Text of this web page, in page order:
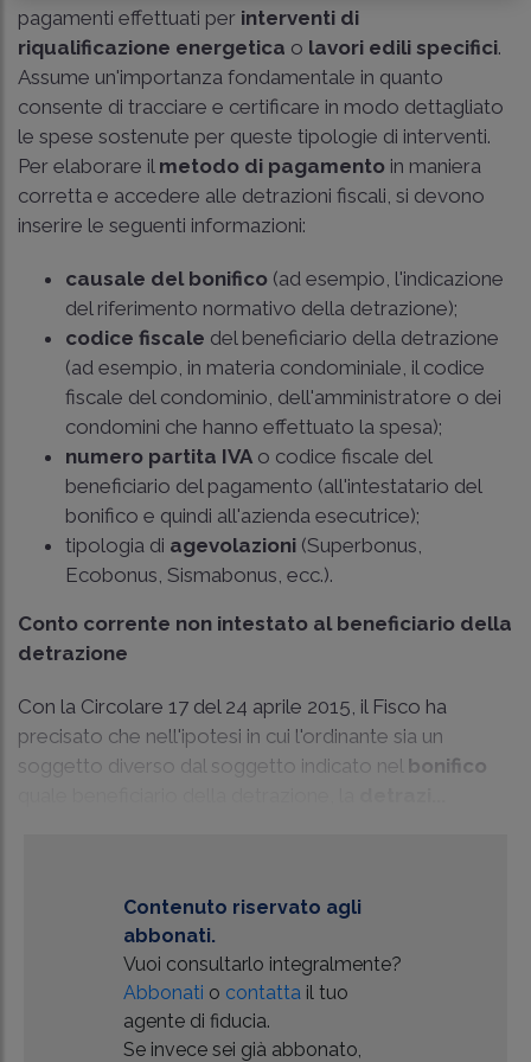
pagamenti effettuati per interventi di
riqualificazione energetica o lavori edili specifici.
Assume un'importanza fondamentale in quanto
consente di tracciare e certificare in modo dettagliato
le spese sostenute per queste tipologie di interventi.
Per elaborare il metodo di pagamento in maniera
corretta e accedere alle detrazioni fiscali, si devono
inserire le seguenti informazioni:
causale del bonifico (ad esempio, l'indicazione
del riferimento normativo della detrazione);
codice fiscale del beneficiario della detrazione
(ad esempio, in materia condominiale, il codice
fiscale del condominio, dell'amministratore o dei
condomini che hanno effettuato la spesa);
numero partita IVA o codice fiscale del
beneficiario del pagamento (all'intestatario del
bonifico e quindi all'azienda esecutrice);
tipologia di agevolazioni (Superbonus,
Ecobonus, Sismabonus, ecc.).
Conto corrente non intestato al beneficiario della
detrazione
Con la Circolare 17 del 24 aprile 2015, il Fisco ha
precisato che nell'ipotesi in cui l'ordinante sia un
soggetto diverso dal soggetto indicato nel bonifico
Contenuto riservato agli
abbonati.
Vuoi consultarlo integralmente?
Abbonati o contattail tuo
agente di fiducia.
Se invece sei già abbonato,